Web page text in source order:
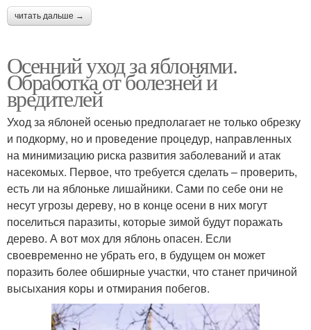
читать дальше →
Осенний уход за яблонями.
Обработка от болезней и
вредителей
Уход за яблоней осенью предполагает не только обрезку
и подкорму, но и проведение процедур, направленных
на минимизацию риска развития заболеваний и атак
насекомых. Первое, что требуется сделать – проверить,
есть ли на яблоньке лишайники. Сами по себе они не
несут угрозы дереву, но в конце осени в них могут
поселиться паразиты, которые зимой будут поражать
дерево. А вот мох для яблонь опасен. Если
своевременно не убрать его, в будущем он может
поразить более обширные участки, что станет причиной
высыхания коры и отмирания побегов.